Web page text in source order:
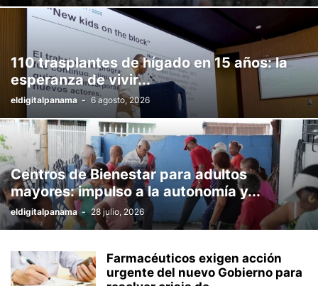
110 trasplantes de hígado en 15 años: la
esperanza de vivir...
eldigitalpanama - 6 agosto, 2026
Centros de Bienestar para adultos
mayores: impulso a la autonomía y...
eldigitalpanama - 28 julio, 2026
Farmacéuticos exigen acción
urgente del nuevo Gobierno para